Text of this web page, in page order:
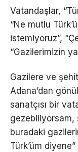
Vatandaşlar,
“Ne mutlu
istemiyoruz”,
“Gazilerimizin
Gazilere ve
Adana’dan
sanatçısı bir
gezebiliyorsam,
buradaki
Türk’üm